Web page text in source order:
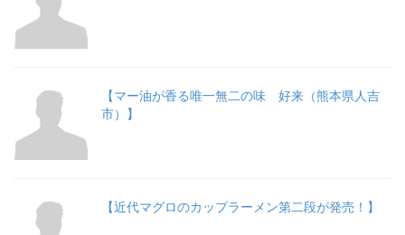
【マー油が香る唯一無二の味 好来（熊本県人吉
市）】
【近代マグロのカップラーメン第二段が発売！】